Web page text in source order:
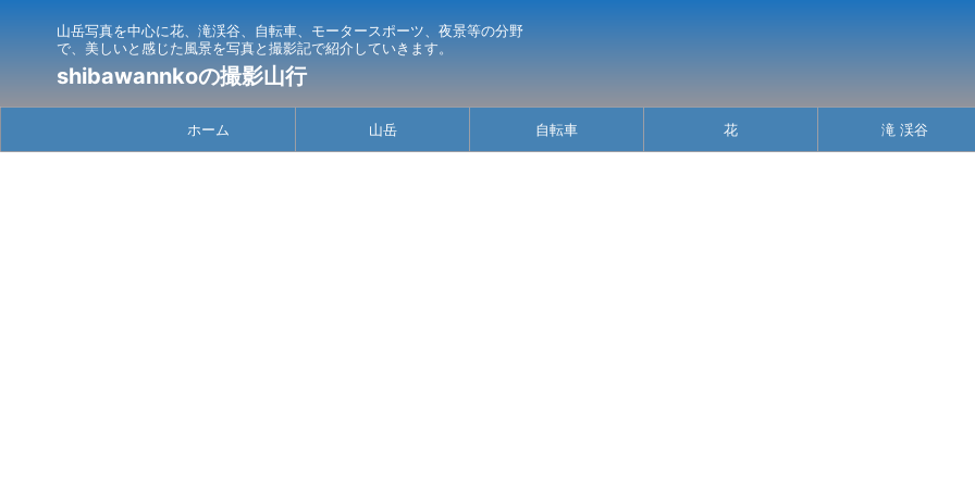
山岳写真を中心に花、滝渓谷、自転車、モータースポーツ、夜景等の分野
で、美しいと感じた風景を写真と撮影記で紹介していきます。
shibawannkoの撮影山行
ホーム 山岳 自転車 花 滝 渓谷